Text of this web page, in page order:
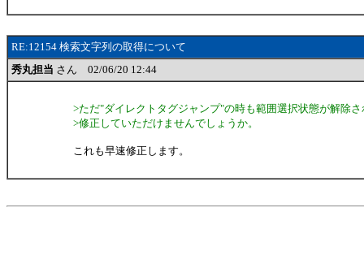
RE:12154 検索文字列の取得について
秀丸担当 さん 02/06/20 12:44
>ただ"ダイレクトタグジャンプ"の時も範囲選択状態が解除
>修正していただけませんでしょうか。
これも早速修正します。